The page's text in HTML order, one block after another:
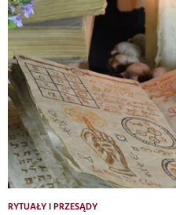
RYTUAŁY I PRZESĄDY